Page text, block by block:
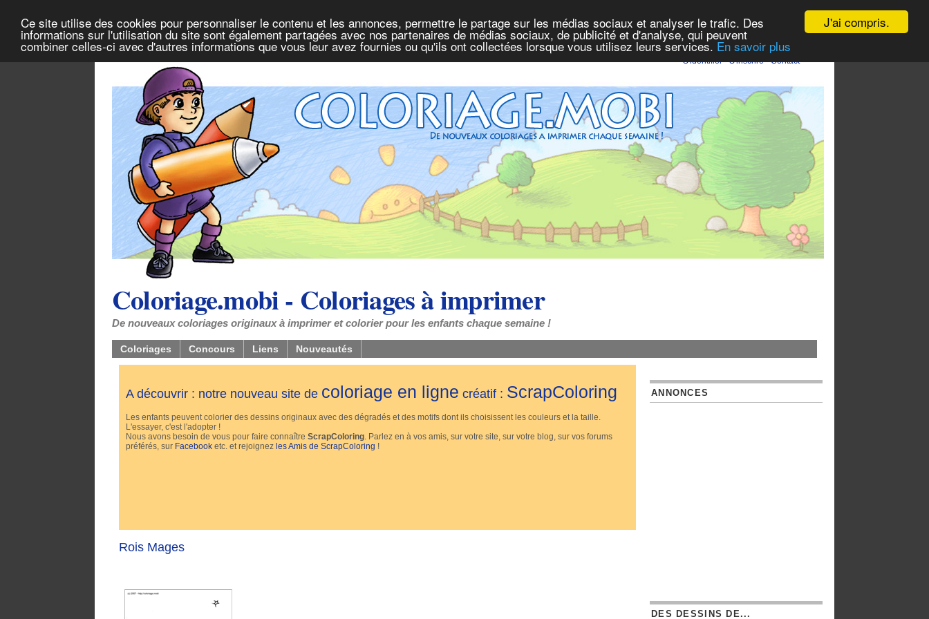
J'ai compris.
Ce site utilise des cookies pour personnaliser le contenu et les annonces, permettre le partage sur les médias sociaux et analyser le trafic. Des
informations sur l'utilisation du site sont également partagées avec nos partenaires de médias sociaux, de publicité et d'analyse, qui peuvent
combiner celles-ci avec d'autres informations que vous leur avez fournies ou qu'ils ont collectées lorsque vous utilisez leurs services. En savoir plus
S'identifier -S'inscrire -Contact
Coloriage.mobi - Coloriages à imprimer
De nouveaux coloriages originaux à imprimer et colorier pour les enfants chaque semaine !
Coloriages Concours Liens Nouveautés
A découvrir : notre nouveau site de coloriage en ligne créatif : ScrapColoring
Les enfants peuvent colorier des dessins originaux avec des dégradés et des motifs dont ils choisissent les couleurs et la taille.
L'essayer, c'est l'adopter !
Nous avons besoin de vous pour faire connaître ScrapColoring . Parlez en à vos amis, sur votre site, sur votre blog, sur vos forums
préférés, sur Facebook etc. et rejoignez les Amis de ScrapColoring !
Rois Mages
ANNONCES
DES DESSINS DE...